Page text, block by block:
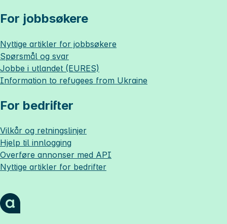
For jobbsøkere
Nyttige artikler for jobbsøkere
Spørsmål og svar
Jobbe i utlandet (EURES)
Information to refugees from Ukraine
For bedrifter
Vilkår og retningslinjer
Hjelp til innlogging
Overføre annonser med API
Nyttige artikler for bedrifter